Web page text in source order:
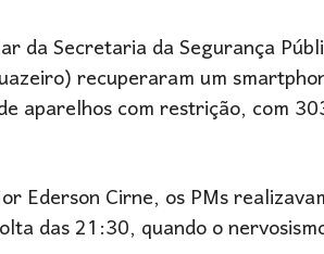
da Secretaria da Segurança
recuperaram um
aparelhos com restrição, com
Ederson Cirne, os PMs
das 21:30, quando o